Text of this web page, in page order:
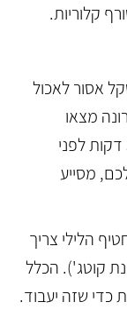
קלוריות.
אסור לאכול
מצאו
שאכילה של חטיף המכיל 150 קלוריות 30 דקות לפני
מסייע
הלילי צריך
קוטג'). הכלל
כדי שזה יעבוד.